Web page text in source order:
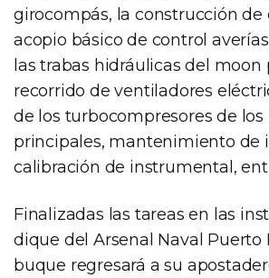
girocompás, la construcción de
acopio básico de control
las trabas hidráulicas del moon
recorrido de ventiladores
de los turbocompresores de
principales, mantenimiento de
calibración de instrumental,
Finalizadas las tareas en las
dique del Arsenal Naval Puerto
buque regresará a su